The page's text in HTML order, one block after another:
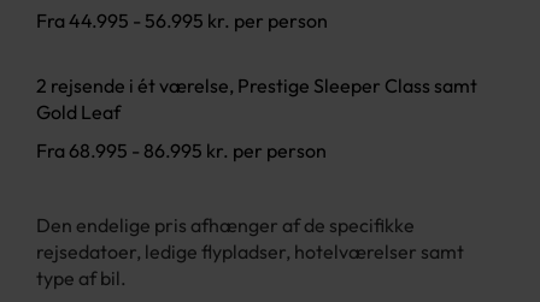
Fra 44.995 - 56.995 kr. per person
2 rejsende i ét værelse, Prestige Sleeper Class samt
Gold Leaf
Fra 68.995 - 86.995 kr. per person
Den endelige pris afhænger af de specifikke
rejsedatoer, ledige flypladser, hotelværelser samt
type af bil.